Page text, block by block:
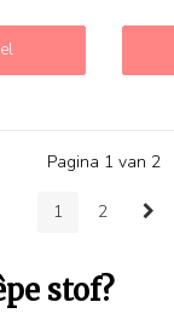
Pagina 1 van 2
1 2
stof?